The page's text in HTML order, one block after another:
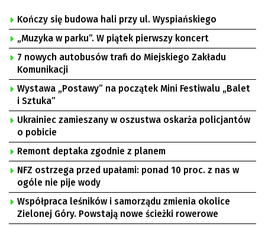
Kończy się budowa hali przy ul. Wyspiańskiego
„Muzyka w parku”. W piątek pierwszy koncert
7 nowych autobusów trafi do Miejskiego Zakładu
Komunikacji
Wystawa „Postawy” na początek Mini Festiwalu „Balet
i Sztuka”
Ukrainiec zamieszany w oszustwa oskarża policjantów
o pobicie
Remont deptaka zgodnie z planem
NFZ ostrzega przed upałami: ponad 10 proc. z nas w
ogóle nie pije wody
Współpraca leśników i samorządu zmienia okolice
Zielonej Góry. Powstają nowe ścieżki rowerowe